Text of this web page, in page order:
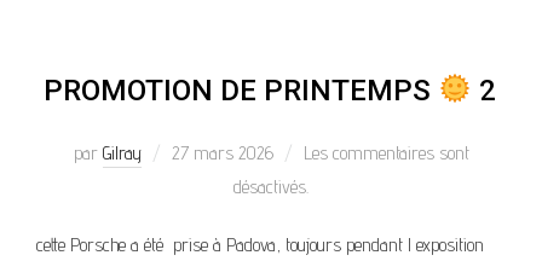
PROMOTION DE PRINTEMPS 2
par Gilray 27 mars 2026
Les commentaires sont
désactivés.
cette Porsche a été prise à Padova, toujours pendant l exposition